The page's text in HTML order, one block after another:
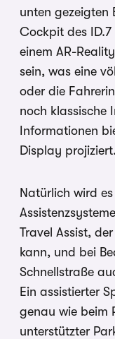
unten gezeigten
Cockpit des
einem AR-
sein, was eine
oder die
noch klassische
Informationen
Display projiziert.
Natürlich wird
Travel Assist,
kann, und bei
Schnellstraße
Ein assistierter
genau wie beim
unterstützter